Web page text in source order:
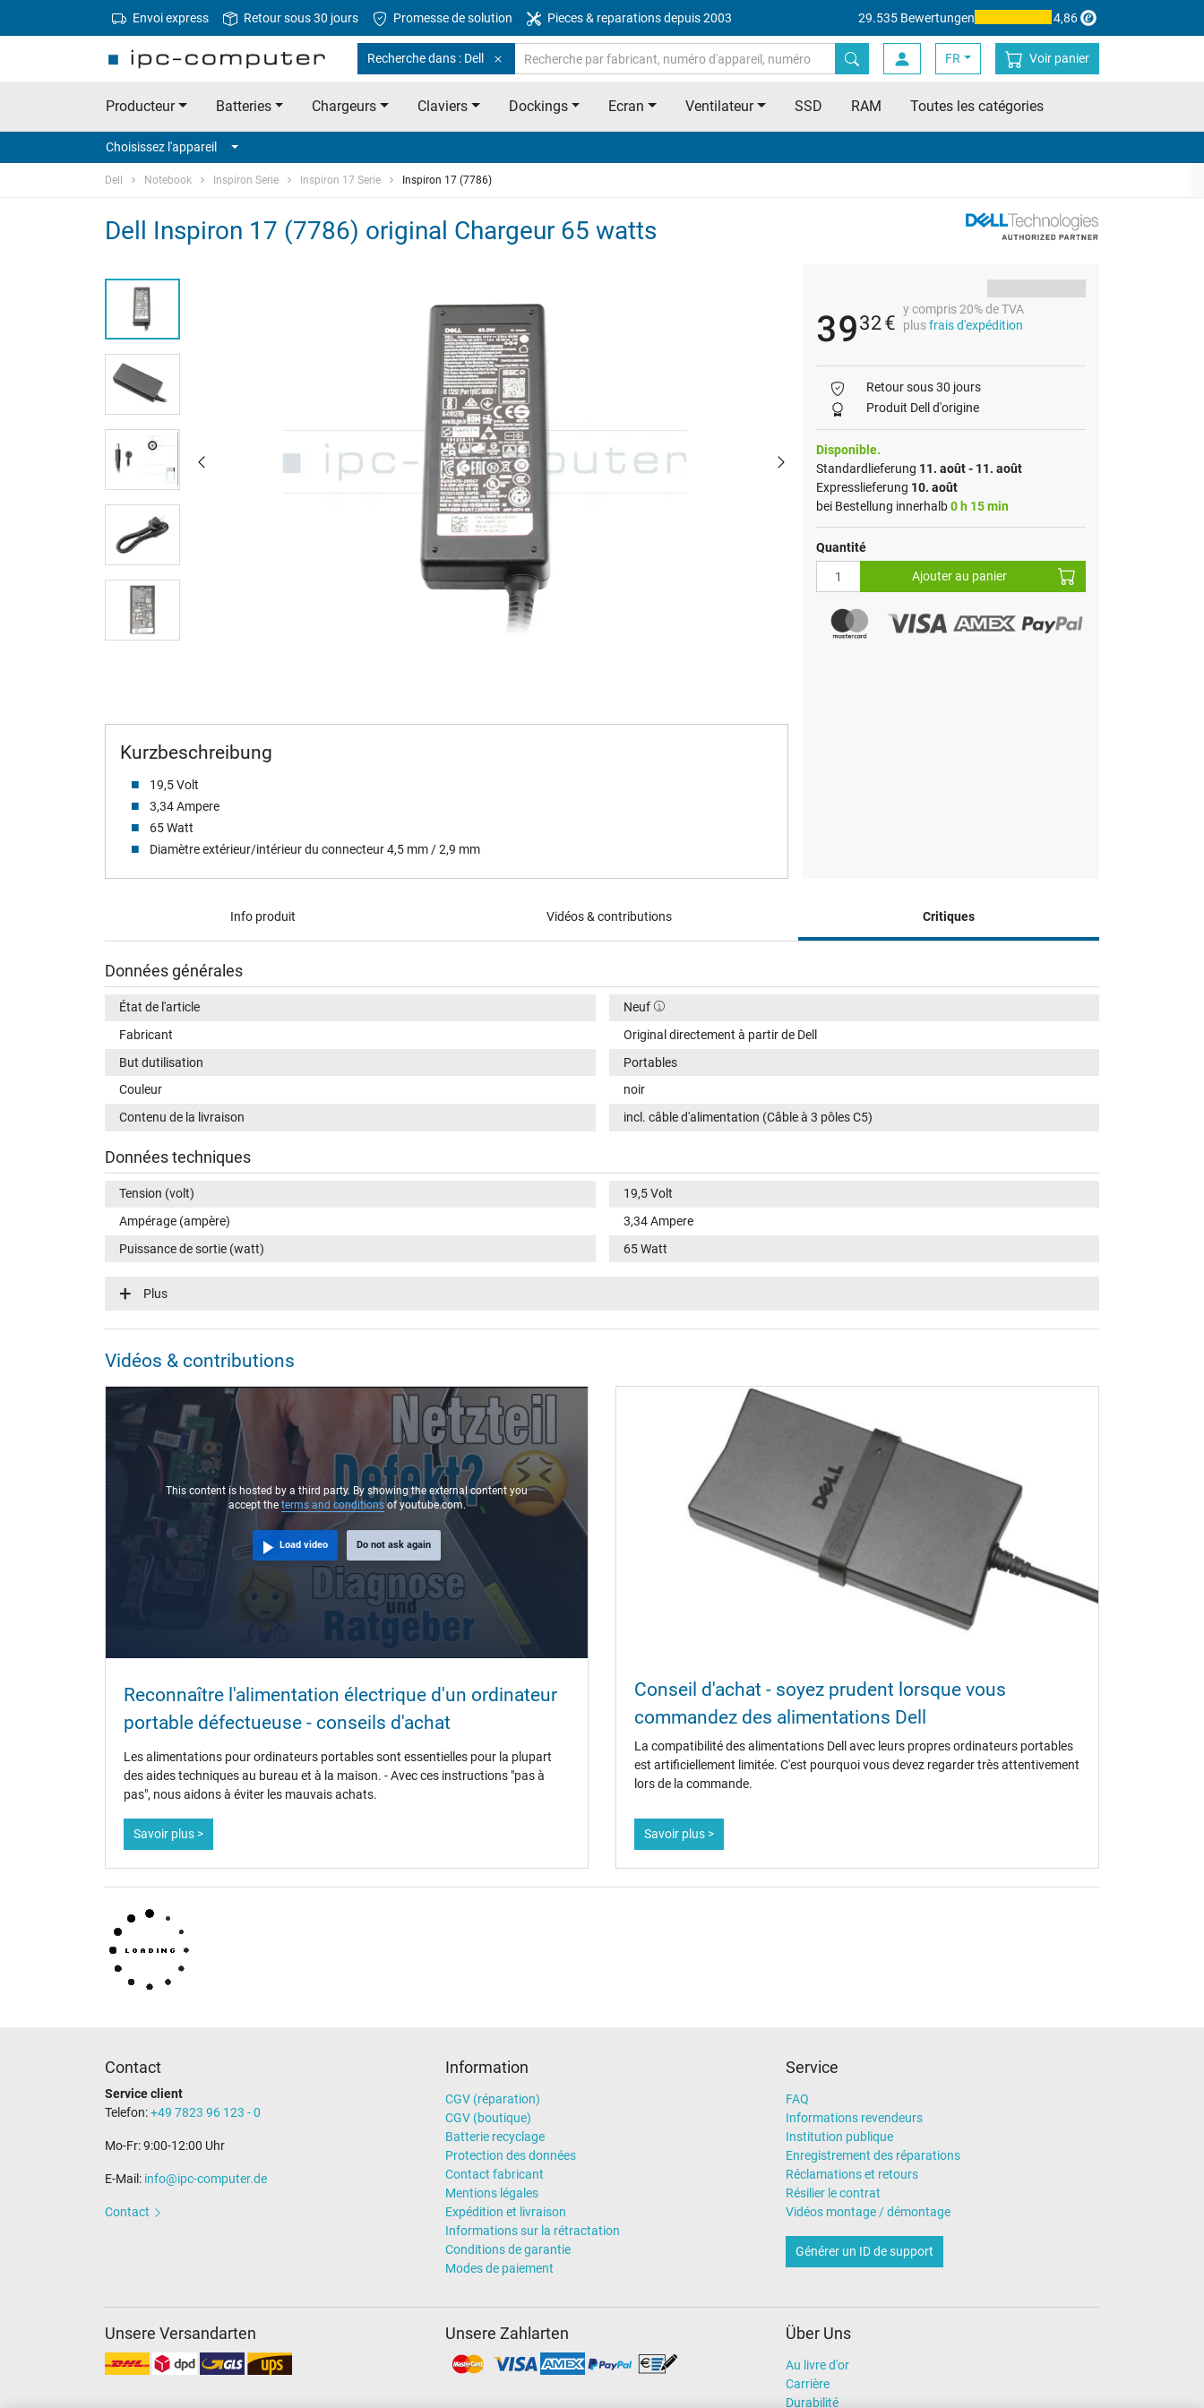
Envoi express Retour sous 30 jours Promesse de solution Pieces & reparations depuis 2003 29.535 Bewertungen 4,86
Recherche dans : Dell FR Voir panier
Producteur Batteries Chargeurs Claviers Dockings Ecran Ventilateur SSD RAM Toutes les catégories
Choisissez l'appareil
Dell Notebook Inspiron Serie Inspiron 17 Serie Inspiron 17 (7786)
Dell Inspiron 17 (7786) original Chargeur 65 watts
Kurzbeschreibung
19,5 Volt
3,34 Ampere
65 Watt
Diamètre extérieur/intérieur du connecteur 4,5 mm / 2,9 mm
3932€ y compris 20% de TVA
plusfrais d'expédition
Retour sous 30 jours
Produit Dell d'origine
Disponible.
Standardlieferung 11. août - 11. août
Expresslieferung 10. août
bei Bestellung innerhalb0 h 15 min
Quantité
Ajouter au panier
Info produit Vidéos & contributions Critiques
Données générales
État de l'article
Neuf
Fabricant
Original directement à partir de Dell
But dutilisation
Portables
Couleur
noir
Contenu de la livraison
incl. câble d'alimentation (Câble à 3 pôles C5)
Données techniques
Tension (volt)
19,5 Volt
Ampérage (ampère)
3,34 Ampere
Puissance de sortie (watt)
65 Watt
Efficience énergétique
Fonction LED
fonction LED dans la fiche
Connecteur du portable
Type / forme du connecteur
Longueur de la fiche (mm)
Diamètre extérieur/intérieur du connecteur
4,5 mm / 2,9 mm
Broche dans la fiche
Longueur du câble de connexion (m) (env.)
Longueur / Largeur / Hauteur
Sceau dapprobation
CCC
CE
IRAM
Marque UL
PCT
PSE
SEC
Service de Contrôle Technique
Catégorie
Utilisation
Plus
Vidéos & contributions
This content is hosted by a third party. By showing the external content you
accept the terms and conditionsof youtube.com.
Load video Do not ask again
Reconnaître l'alimentation électrique d'un ordinateur
portable défectueuse - conseils d'achat
Les alimentations pour ordinateurs portables sont essentielles pour la plupart
des aides techniques au bureau et à la maison. - Avec ces instructions "pas à
pas", nous aidons à éviter les mauvais achats.
Savoir plus >
Conseil d'achat - soyez prudent lorsque vous
commandez des alimentations Dell
La compatibilité des alimentations Dell avec leurs propres ordinateurs portables
est artificiellement limitée. C'est pourquoi vous devez regarder très attentivement
lors de la commande.
Savoir plus >
Contact
Service client
Telefon:+49 7823 96 123 - 0
Mo-Fr: 9:00-12:00 Uhr
E-Mail: info@ipc-computer.de
Contact
Information
CGV (réparation)
CGV (boutique)
Batterie recyclage
Protection des données
Contact fabricant
Mentions légales
Expédition et livraison
Informations sur la rétractation
Conditions de garantie
Modes de paiement
Service
FAQ
Informations revendeurs
Institution publique
Enregistrement des réparations
Réclamations et retours
Résilier le contrat
Vidéos montage / démontage
Générer un ID de support
Über Uns
Au livre d'or
Carrière
Durabilité
Unsere Versandarten Unsere Zahlarten